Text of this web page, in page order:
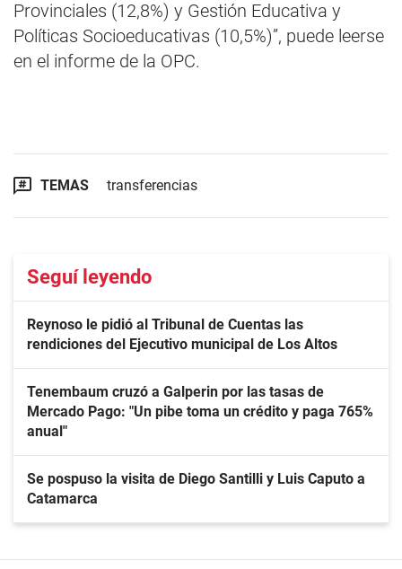
Provinciales (12,8%) y Gestión Educativa y
Políticas Socioeducativas (10,5%)”, puede leerse
en el informe de la OPC.
TEMAS transferencias
Seguí leyendo
Reynoso le pidió al Tribunal de Cuentas las
rendiciones del Ejecutivo municipal de Los Altos
Tenembaum cruzó a Galperin por las tasas de
Mercado Pago: "Un pibe toma un crédito y paga 765%
anual"
Se pospuso la visita de Diego Santilli y Luis Caputo a
Catamarca